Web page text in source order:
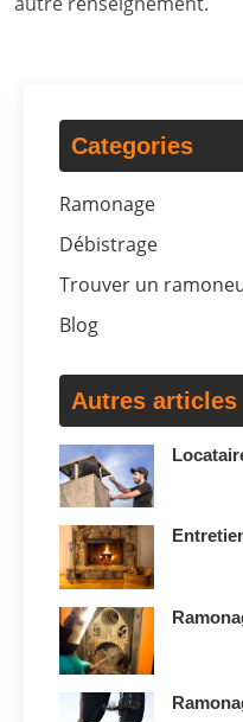
Categories
Ramonage
Débistrage
Trouver un
Blog
Autres articles